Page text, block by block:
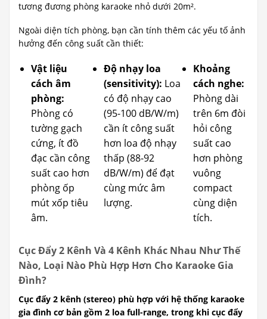
tương đương phòng karaoke nhỏ dưới 20m².
Ngoài diện tích phòng, bạn cần tính thêm các yếu tố ảnh
hưởng đến công suất cần thiết:
Vật liệu
cách âm
phòng:
Phòng có
tường gạch
cứng, ít đồ
đạc cần công
suất cao hơn
phòng ốp
mút xốp tiêu
âm.
Độ nhạy loa
(sensitivity): Loa
có độ nhạy cao
(95-100 dB/W/m)
cần ít công suất
hơn loa độ nhạy
thấp (88-92
dB/W/m) để đạt
cùng mức âm
lượng.
Khoảng
cách nghe:
Phòng dài
trên 6m đòi
hỏi công
suất cao
hơn phòng
vuông
compact
cùng diện
tích.
Cục Đẩy 2 Kênh Và 4 Kênh Khác Nhau Như Thế
Nào, Loại Nào Phù Hợp Hơn Cho Karaoke Gia
Đình?
Cục đẩy 2 kênh (stereo) phù hợp với hệ thống karaoke
gia đình cơ bản gồm 2 loa full-range, trong khi cục đẩy